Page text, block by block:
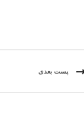
پست بعدی